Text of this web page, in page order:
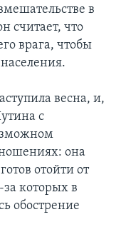
в
считает, что
врага, чтобы
весна, и,
с
она
отойти от
которых в
обострение